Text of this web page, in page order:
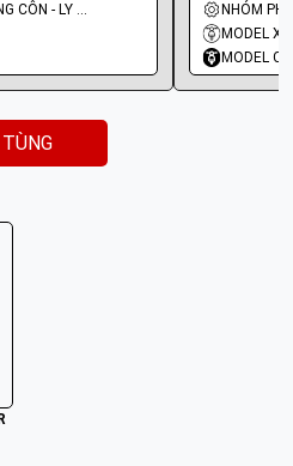
NHÓM PHỤ TÙNG: HỆ THỐNG CÔN - LY HỢP - TRỤC SỐ - BÁNH RĂNG
MODEL
MODEL